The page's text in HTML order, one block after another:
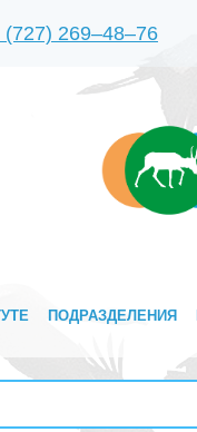
(727) 269‒48‒76
ПОДРАЗДЕЛЕНИЯ